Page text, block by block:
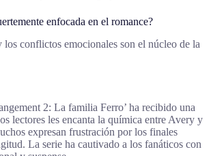
enfocada en el romance?
los conflictos emocionales son el núcleo de la
2: La familia Ferro’ ha recibido una
lectores les encanta la química entre Avery y
expresan frustración por los finales
La serie ha cautivado a los fanáticos con